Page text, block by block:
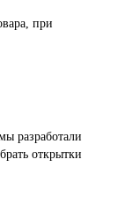
при
разработали
открытки